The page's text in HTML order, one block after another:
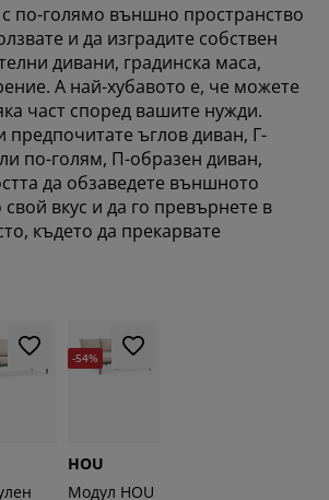
с по-голямо външно пространство
и да изградите собствен
дивани, градинска маса,
А най-хубавото е, че можете
част според вашите нужди.
предпочитате ъглов диван, Г-
по-голям, П-образен диван,
да обзаведете външното
вкус и да го превърнете в
където да прекарвате
-54%
HOU
Модул HOU